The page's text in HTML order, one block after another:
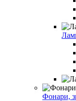
Фонари,